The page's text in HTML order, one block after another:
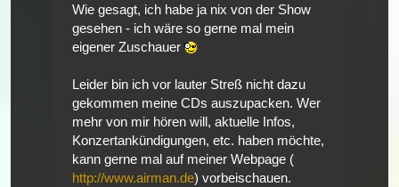
Wie gesagt, ich habe ja nix von der Show
gesehen - ich wäre so gerne mal mein
eigener Zuschauer
Leider bin ich vor lauter Streß nicht dazu
gekommen meine CDs auszupacken. Wer
mehr von mir hören will, aktuelle Infos,
Konzertankündigungen, etc. haben möchte,
kann gerne mal auf meiner Webpage (
http://www.airman.de) vorbeischauen.